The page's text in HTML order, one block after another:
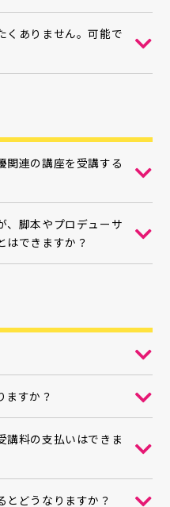
くありません。可能で
関連の講座を受講する
、脚本やプロデューサ
はできますか？
ますか？
講料の支払いはできま
とどうなりますか？